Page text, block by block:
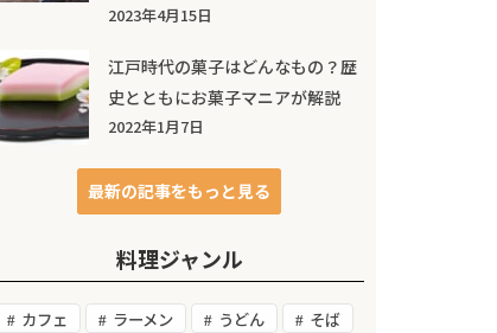
2023年4月15日
江戸時代の菓子はどんなもの？歴
史とともにお菓子マニアが解説
2022年1月7日
最新の記事をもっと見る
料理ジャンル
カフェ ラーメン うどん
そば